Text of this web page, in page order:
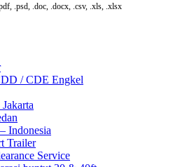
.psd, .doc, .docx, .csv, .xls, .xlsx
/ CDE Engkel
Indonesia
Trailer
Service